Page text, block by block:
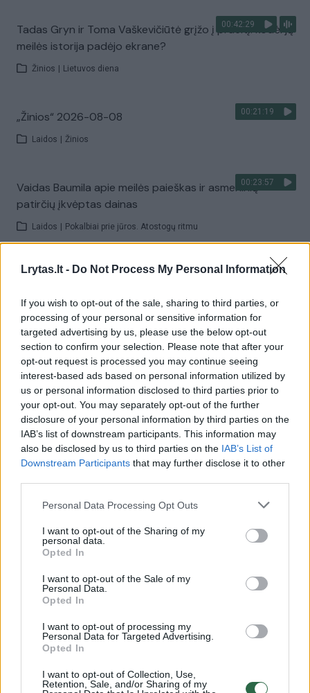
Lrytas.lt - Do Not Process My Personal Information
If you wish to opt-out of the sale, sharing to third parties, or
processing of your personal or sensitive information for
targeted advertising by us, please use the below opt-out
section to confirm your selection. Please note that after your
opt-out request is processed you may continue seeing
interest-based ads based on personal information utilized by
us or personal information disclosed to third parties prior to
your opt-out. You may separately opt-out of the further
disclosure of your personal information by third parties on the
IAB’s list of downstream participants. This information may
also be disclosed by us to third parties on the IAB’s List of
Downstream Participants that may further disclose it to other
Personal Data Processing Opt Outs
I want to opt-out of the Sharing of my
personal data.
Opted In
I want to opt-out of the Sale of my
Personal Data.
Opted In
I want to opt-out of processing my
Personal Data for Targeted Advertising.
Opted In
I want to opt-out of Collection, Use,
Retention, Sale, and/or Sharing of my
00:42:29
Tadas Gryn ir Toma Vaškevičiūtė grįžo į praeitį: kodėl jų
meilės istorija padėjo ekrane?
Žinios Lietuvos diena
00:21:19
„Žinios“ 2026-08-08
Laidos Žinios
00:23:57
Vaidas Baumila apie meilės paieškas ir asmeninių
patirčių įkvėptas dainas
Laidos Pokalbiai prie jūros. Atostogų ritmu
00:00:40
Dronai Vokietijoje kelia vis daugiau klausimų: du
Žinios | Pasaulis
Visi įrašai
Žiūrimiausi įrašai
32 laipsnių šilumos
Žinios | Orai
V. Zalužno pasisakymą laiko bandymu įsitvirtinti
Laidos | Nauja diena